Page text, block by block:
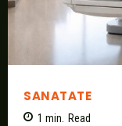
SANATATE
1 min. Read